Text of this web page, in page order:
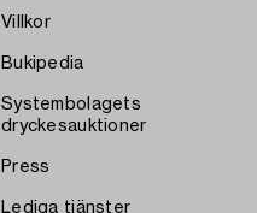
Villkor
Bukipedia
Systembolagets
dryckesauktioner
Press
Lediga tjänster